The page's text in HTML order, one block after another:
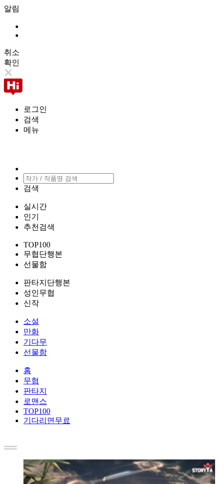
알림
취소
확인
로그인
검색
메뉴
검색
실시간
인기
추천검색
TOP100
무협단행본
선물함
판타지단행본
성인무협
신작
소설
만화
기다무
선물함
홈
무협
판타지
로맨스
TOP100
기다리면무료